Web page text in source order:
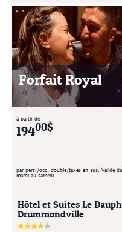
Forfait Royal
à partir de
19400$
par pers./occ. double/taxes en sus. Valide du
mardi au samedi.
Hôtel et Suites Le
Drummondville